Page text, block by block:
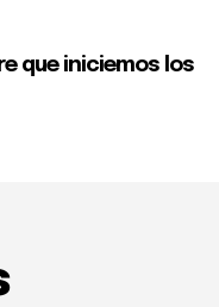
que iniciemos los